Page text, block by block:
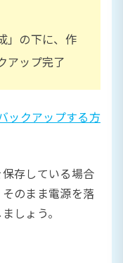
」の下に、作
アップ完了
ックアップする方
存している場合
のまま電源を落
しょう。